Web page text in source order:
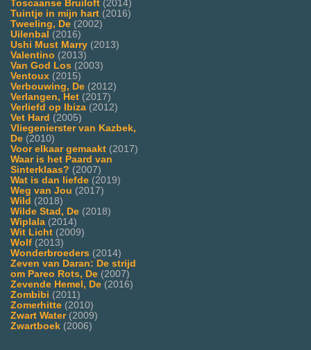
Toscaanse Bruiloft (2014)
Tuintje in mijn hart (2016)
Tweeling, De (2002)
Uilenbal (2016)
Ushi Must Marry (2013)
Valentino (2013)
Van God Los (2003)
Ventoux (2015)
Verbouwing, De (2012)
Verlangen, Het (2017)
Verliefd op Ibiza (2012)
Vet Hard (2005)
Vliegenierster van Kazbek,
De (2010)
Voor elkaar gemaakt (2017)
Waar is het Paard van
Sinterklaas? (2007)
Wat is dan liefde (2019)
Weg van Jou (2017)
Wild (2018)
Wilde Stad, De (2018)
Wiplala (2014)
Wit Licht (2009)
Wolf (2013)
Wonderbroeders (2014)
Zeven van Daran: De strijd
om Pareo Rots, De (2007)
Zevende Hemel, De (2016)
Zombibi (2011)
Zomerhitte (2010)
Zwart Water(2009)
Zwartboek (2006)